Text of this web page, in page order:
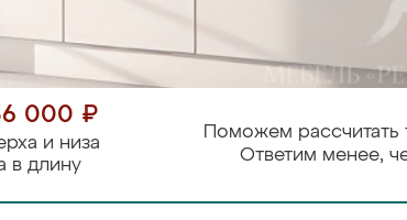
000 ₽
и низа
в длину
Поможем рассчитать
Ответим менее,